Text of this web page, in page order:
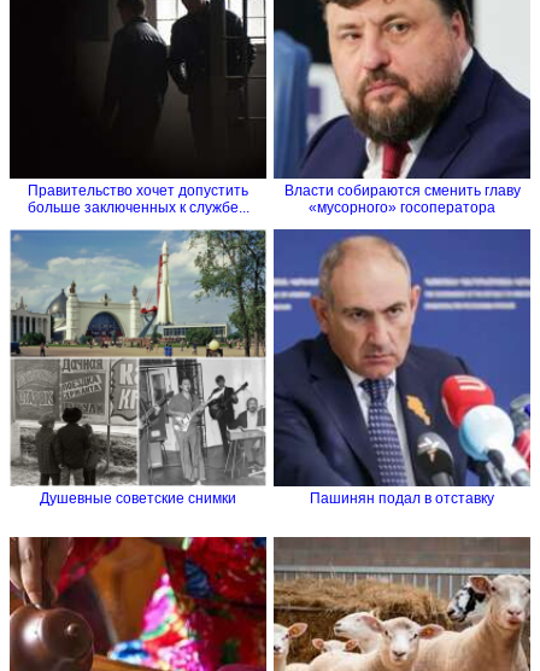
Правительство хочет допустить
больше заключенных к службе...
Власти собираются cменить главу
«мусорного» госоператора
Душевные советские снимки Пашинян подал в отставку